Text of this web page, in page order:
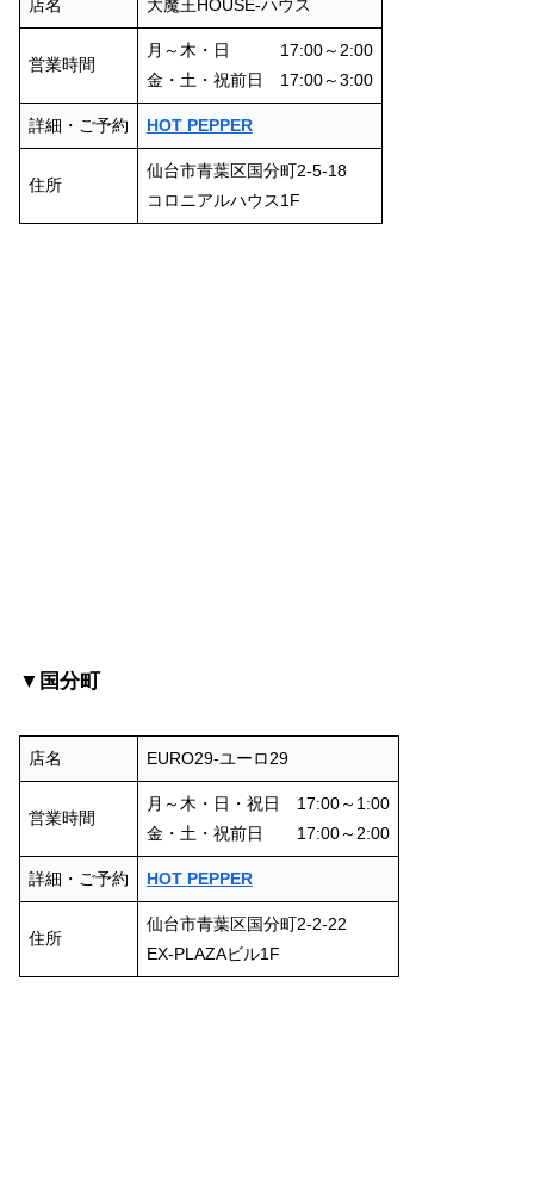
店名 大魔王HOUSE-ハウス
営業時間
月～木・日 17:00～2:00
金・土・祝前日 17:00～3:00
詳細・ご予約 HOT PEPPER
住所
仙台市青葉区国分町2-5-18
コロニアルハウス1F
▼国分町
店名 EURO29-ユーロ29
営業時間
月～木・日・祝日 17:00～1:00
金・土・祝前日 17:00～2:00
詳細・ご予約 HOT PEPPER
住所
仙台市青葉区国分町2-2-22
EX-PLAZAビル1F